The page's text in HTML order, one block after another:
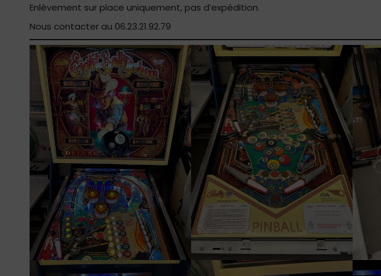
Enlèvement sur place uniquement, pas d’expédition.
Nous contacter au 06.23.21.92.79